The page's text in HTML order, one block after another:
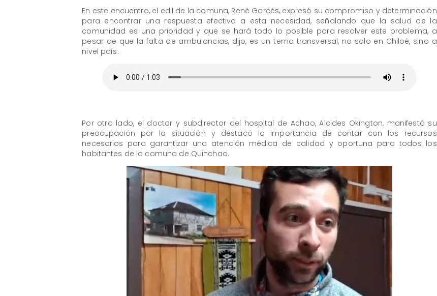
En este encuentro, el edil de la comuna, René Garcés, expresó su compromiso y determinación
para encontrar una respuesta efectiva a esta necesidad, señalando que la salud de la
comunidad es una prioridad y que se hará todo lo posible para resolver este problema, a
pesar de que la falta de ambulancias, dijo, es un tema transversal, no solo en Chiloé, sino a
nivel país.
Por otro lado, el doctor y subdirector del hospital de Achao, Alcides Okington, manifestó su
preocupación por la situación y destacó la importancia de contar con los recursos
necesarios para garantizar una atención médica de calidad y oportuna para todos los
habitantes de la comuna de Quinchao.